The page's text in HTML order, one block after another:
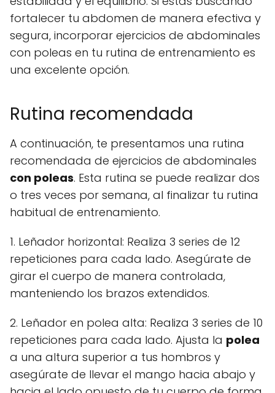
fortalecer tu abdomen de manera efectiva y
segura, incorporar ejercicios de abdominales
con poleas en tu rutina de entrenamiento es
una excelente opción.
Rutina recomendada
A continuación, te presentamos una rutina
recomendada de ejercicios de abdominales
con poleas. Esta rutina se puede realizar dos
o tres veces por semana, al finalizar tu rutina
habitual de entrenamiento.
1. Leñador horizontal: Realiza 3 series de 12
repeticiones para cada lado. Asegúrate de
girar el cuerpo de manera controlada,
manteniendo los brazos extendidos.
2. Leñador en polea alta: Realiza 3 series de 10
repeticiones para cada lado. Ajusta la polea
a una altura superior a tus hombros y
asegúrate de llevar el mango hacia abajo y